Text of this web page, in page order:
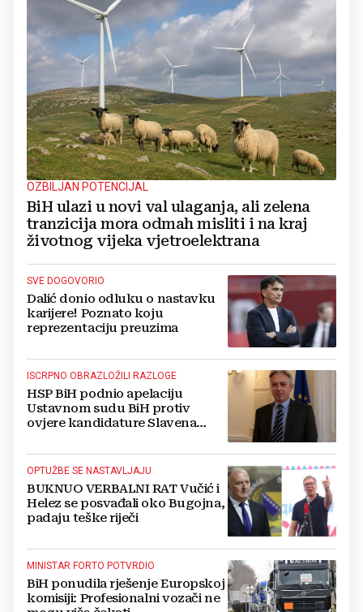
OZBILJAN POTENCIJAL
BiH ulazi u novi val ulaganja, ali zelena
tranzicija mora odmah misliti i na kraj
životnog vijeka vjetroelektrana
SVE DOGOVORIO
Dalić donio odluku o nastavku
karijere! Poznato koju
reprezentaciju preuzima
ISCRPNO OBRAZLOŽILI RAZLOGE
HSP BiH podnio apelaciju
Ustavnom sudu BiH protiv
ovjere kandidature Slavena
OPTUŽBE SE NASTAVLJAJU
BUKNUO VERBALNI RAT Vučić i
Helez se posvađali oko Bugojna,
padaju teške riječi
MINISTAR FORTO POTVRDIO
BiH ponudila rješenje Europskoj
komisiji: Profesionalni vozači ne